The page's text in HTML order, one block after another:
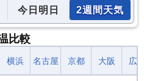
今日明日 2週間天気
比較
横浜 名古屋 京都 大阪 広